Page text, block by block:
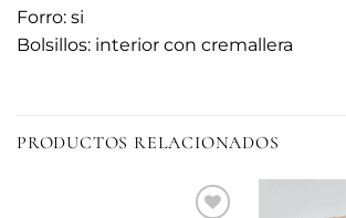
Forro: si
Bolsillos: interior con cremallera
PRODUCTOS RELACIONADOS